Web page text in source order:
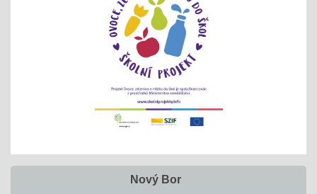
Nový Bor